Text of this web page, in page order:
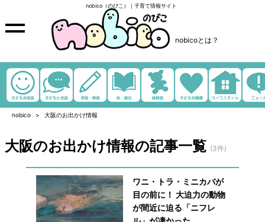
nobico（のびこ）｜子育て情報サイト
nobicoとは？
nobico 大阪のお出かけ情報
大阪のお出かけ情報の記事一覧 (3件)
ワニ・トラ・ミニカバが
目の前に！ 大迫力の動物
が間近に迫る「ニフレ